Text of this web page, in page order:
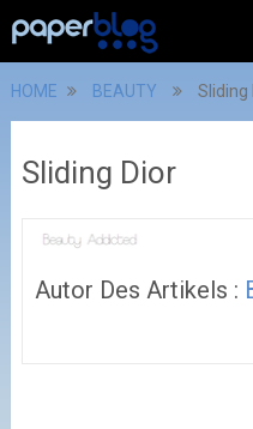
HOME BEAUTY Sliding
Sliding Dior
Autor Des Artikels :